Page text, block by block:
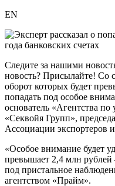
EN
Следите за нашими
новость? Присылайте! Со
оборот которых будет
попадать под особое
основатель «Агентства
«Секвойя Групп»,
Ассоциации экспортеров
«Особое внимание будет
превышает 2,4 млн
под пристальное
агентством «Прайм».